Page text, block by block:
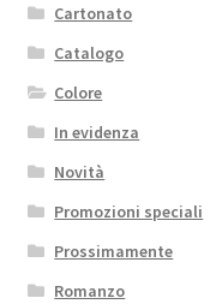
Cartonato
Catalogo
Colore
In evidenza
Novità
Promozioni speciali
Prossimamente
Romanzo